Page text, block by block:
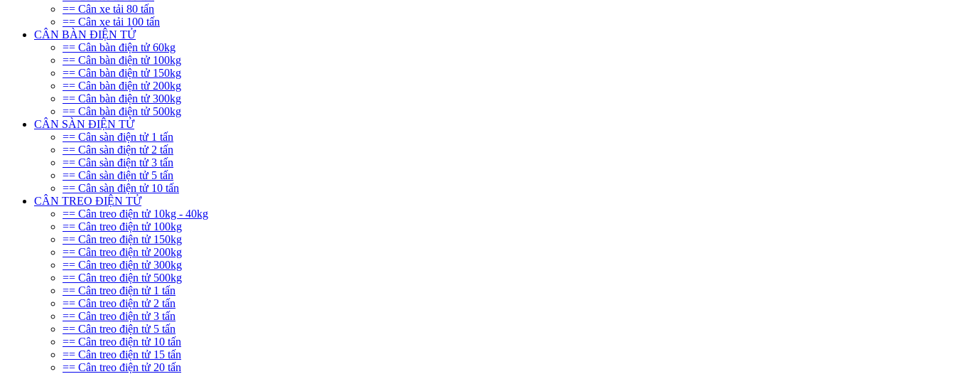
== Cân xe tải 80 tấn
== Cân xe tải 100 tấn
CÂN BÀN ĐIỆN TỬ
== Cân bàn điện tử 60kg
== Cân bàn điện tử 100kg
== Cân bàn điện tử 150kg
== Cân bàn điện tử 200kg
== Cân bàn điện tử 300kg
== Cân bàn điện tử 500kg
CÂN SÀN ĐIỆN TỬ
== Cân sàn điện tử 1 tấn
== Cân sàn điện tử 2 tấn
== Cân sàn điện tử 3 tấn
== Cân sàn điện tử 5 tấn
== Cân sàn điện tử 10 tấn
CÂN TREO ĐIỆN TỬ
== Cân treo điện tử 10kg - 40kg
== Cân treo điện tử 100kg
== Cân treo điện tử 150kg
== Cân treo điện tử 200kg
== Cân treo điện tử 300kg
== Cân treo điện tử 500kg
== Cân treo điện tử 1 tấn
== Cân treo điện tử 2 tấn
== Cân treo điện tử 3 tấn
== Cân treo điện tử 5 tấn
== Cân treo điện tử 10 tấn
== Cân treo điện tử 15 tấn
== Cân treo điện tử 20 tấn